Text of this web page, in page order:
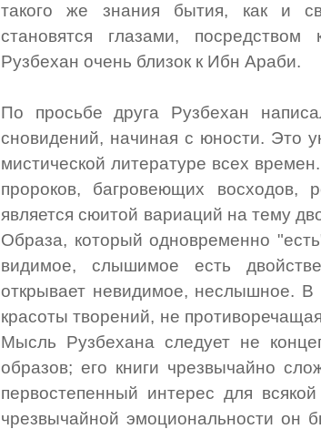
такого же знания бытия, как и
становятся глазами,
Рузбехан очень близок к Ибн Араби.
По просьбе друга Рузбехан
сновидений, начиная с юности. Это
мистической литературе всех
пророков, багровеющих восходов,
является сюитой вариаций на тему
Образа, который одновременно
видимое, слышимое есть
открывает невидимое, неслышное. В
красоты творений, не
Мысль Рузбехана следует не
образов; его книги чрезвычайно
первостепенный интерес для
чрезвычайной эмоциональности он